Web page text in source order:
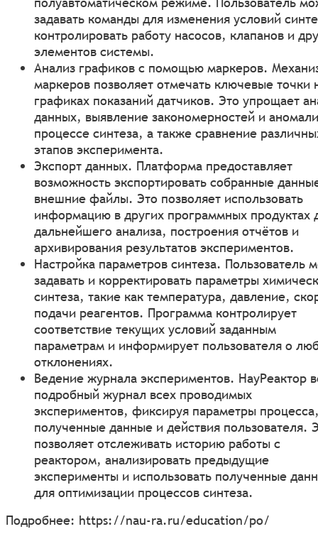
задавать команды для изменения условий
контролировать работу насосов, клапанов и
элементов системы.
Анализ графиков с помощью маркеров.
маркеров позволяет отмечать ключевые точки
графиках показаний датчиков. Это упрощает
данных, выявление закономерностей и
процессе синтеза, а также сравнение
этапов эксперимента.
Экспорт данных. Платформа предоставляет
возможность экспортировать собранные
внешние файлы. Это позволяет использовать
информацию в других программных продуктах
дальнейшего анализа, построения отчётов и
архивирования результатов экспериментов.
Настройка параметров синтеза. Пользователь
задавать и корректировать параметры
синтеза, такие как температура, давление,
подачи реагентов. Программа контролирует
соответствие текущих условий заданным
параметрам и информирует пользователя о
отклонениях.
Ведение журнала экспериментов. НауРеактор
подробный журнал всех проводимых
экспериментов, фиксируя параметры
полученные данные и действия пользователя.
позволяет отслеживать историю работы с
реактором, анализировать предыдущие
эксперименты и использовать полученные
для оптимизации процессов синтеза.
Подробнее: https://nau-ra.ru/education/po/